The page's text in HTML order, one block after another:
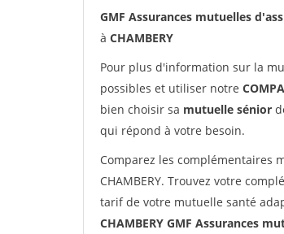
GMF Assurances mutuelles
à CHAMBERY
Pour plus d'information sur la
possibles et utiliser notre
bien choisir sa mutuelle sénior
qui répond à votre besoin.
Comparez les complémentaires
CHAMBERY. Trouvez votre
tarif de votre mutuelle santé
CHAMBERY GMF Assurances